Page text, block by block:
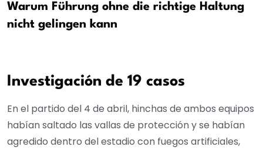
Warum Führung ohne die richtige Haltung
nicht gelingen kann
Investigación de 19 casos
En el partido del 4 de abril, hinchas de ambos equipos
habían saltado las vallas de protección y se habían
agredido dentro del estadio con fuegos artificiales,